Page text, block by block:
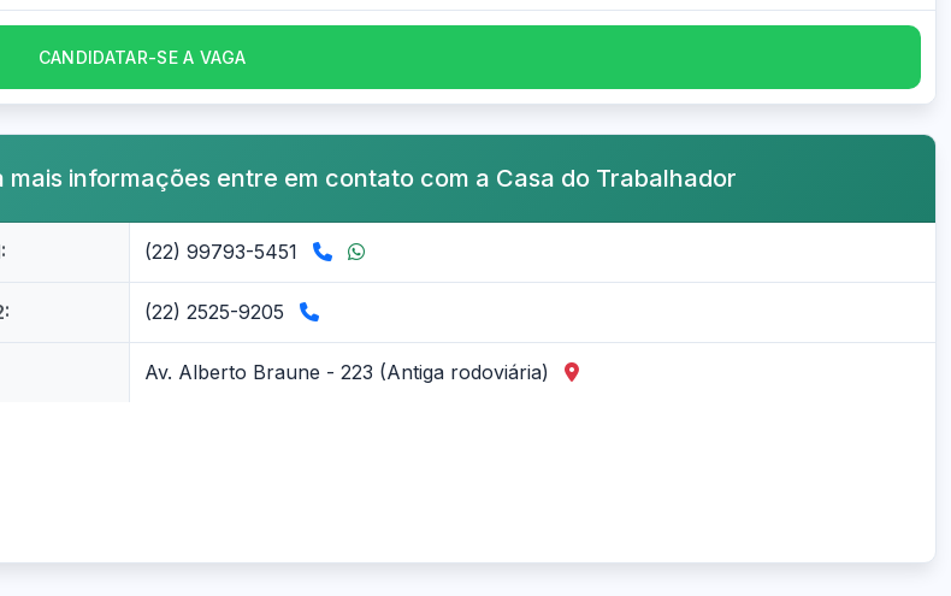
CANDIDATAR-SE A VAGA
mais informações entre em contato com a Casa do Trabalhador
(22) 99793-5451
(22) 2525-9205
Av. Alberto Braune - 223 (Antiga rodoviária)